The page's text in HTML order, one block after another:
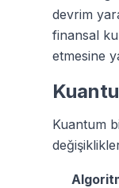
devrim
finansal
etmesine
Kuantum